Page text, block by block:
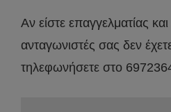
Αν είστε επαγγελματίας
ανταγωνιστές σας δεν
τηλεφωνήσετε στο